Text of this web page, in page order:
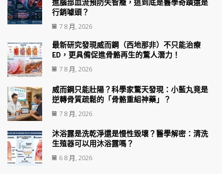
進腦部血流預防失智癥，這到底是醫學奇蹟還是
行銷噱頭？
7 8 月, 2026
最新研究發現威而鋼（西地那非）不只能治療
ED，更具備促進骨骼再生的驚人潛力！
7 8 月, 2026
威而鋼只能壯陽？科學家驚天發現：小藍丸竟是
逆轉骨質疏鬆的「骨骼重組神藥」？
7 8 月, 2026
沐浴露是洗乾淨還是慢性毀壞？醫學解密：清洗
生殖器可以用沐浴露嗎？
6 8 月, 2026